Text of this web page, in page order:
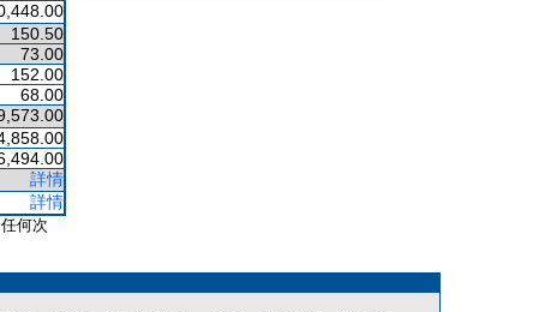
150.50
73.00
152.00
68.00
詳情
詳情
何次